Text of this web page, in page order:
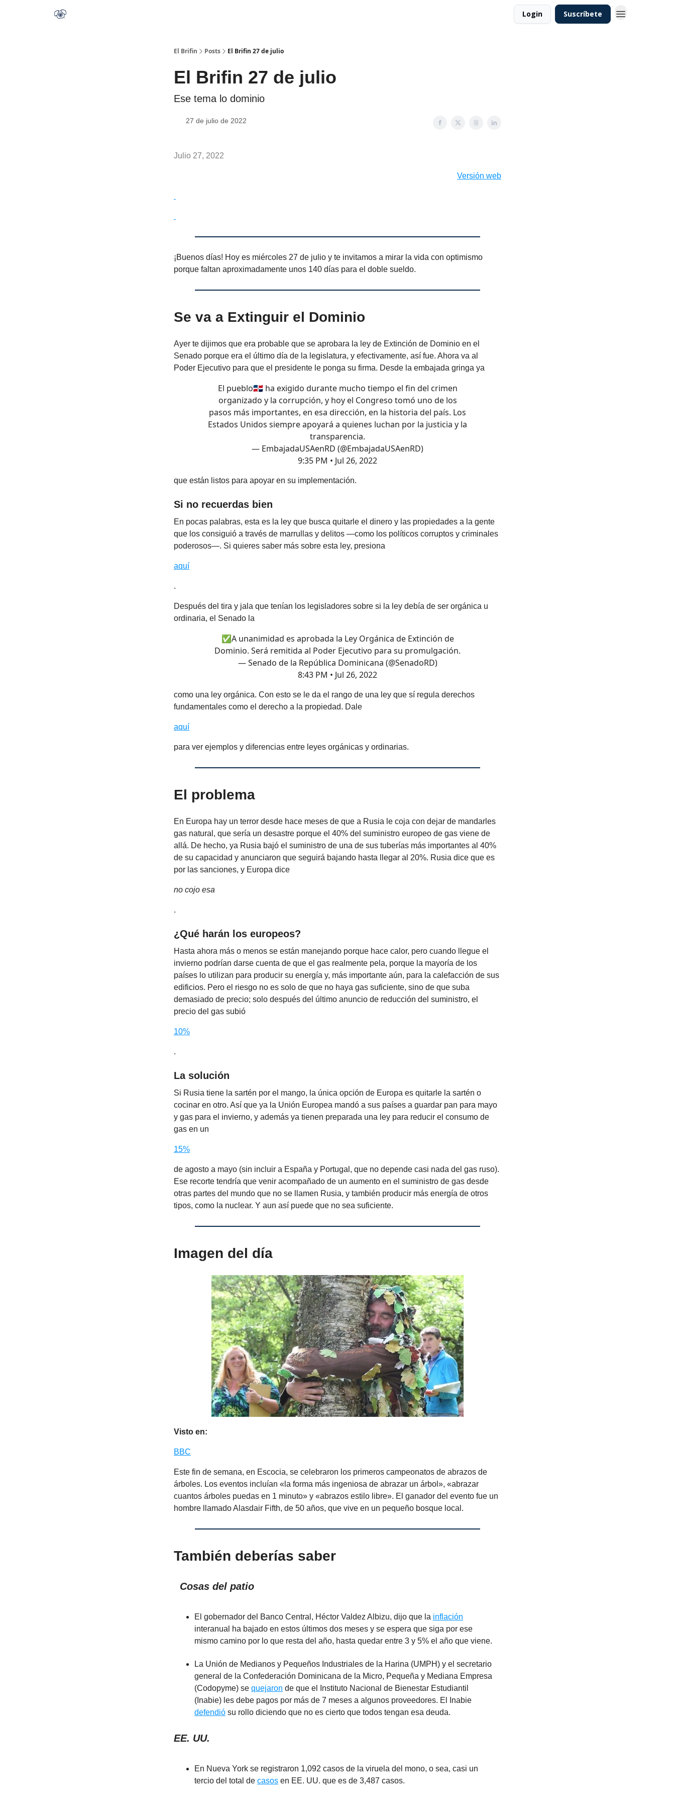
Login Suscríbete
El Brifin Posts El Brifin 27 de julio
El Brifin 27 de julio
Ese tema lo dominio
27 de julio de 2022
Julio 27, 2022
Versión web
¡Buenos días! Hoy es miércoles 27 de julio y te invitamos a mirar la vida con optimismo
porque faltan aproximadamente unos 140 días para el doble sueldo.
Se va a Extinguir el Dominio
Ayer te dijimos que era probable que se aprobara la ley de Extinción de Dominio en el
Senado porque era el último día de la legislatura, y efectivamente, así fue. Ahora va al
Poder Ejecutivo para que el presidente le ponga su firma. Desde la embajada gringa ya
El pueblo🇩🇴 ha exigido durante mucho tiempo el fin del crimen
organizado y la corrupción, y hoy el Congreso tomó uno de los
pasos más importantes, en esa dirección, en la historia del país. Los
Estados Unidos siempre apoyará a quienes luchan por la justicia y la
transparencia.
— EmbajadaUSAenRD (@EmbajadaUSAenRD)
9:35 PM • Jul 26, 2022
que están listos para apoyar en su implementación.
Si no recuerdas bien
En pocas palabras, esta es la ley que busca quitarle el dinero y las propiedades a la gente
que los consiguió a través de marrullas y delitos —como los políticos corruptos y criminales
poderosos—. Si quieres saber más sobre esta ley, presiona
aquí
.
Después del tira y jala que tenían los legisladores sobre si la ley debía de ser orgánica u
ordinaria, el Senado la
✅A unanimidad es aprobada la Ley Orgánica de Extinción de
Dominio. Será remitida al Poder Ejecutivo para su promulgación.
— Senado de la República Dominicana (@SenadoRD)
8:43 PM • Jul 26, 2022
como una ley orgánica. Con esto se le da el rango de una ley que sí regula derechos
fundamentales como el derecho a la propiedad. Dale
aquí
para ver ejemplos y diferencias entre leyes orgánicas y ordinarias.
El problema
En Europa hay un terror desde hace meses de que a Rusia le coja con dejar de mandarles
gas natural, que sería un desastre porque el 40% del suministro europeo de gas viene de
allá. De hecho, ya Rusia bajó el suministro de una de sus tuberías más importantes al 40%
de su capacidad y anunciaron que seguirá bajando hasta llegar al 20%. Rusia dice que es
por las sanciones, y Europa dice
no cojo esa
.
¿Qué harán los europeos?
Hasta ahora más o menos se están manejando porque hace calor, pero cuando llegue el
invierno podrían darse cuenta de que el gas realmente pela, porque la mayoría de los
países lo utilizan para producir su energía y, más importante aún, para la calefacción de sus
edificios. Pero el riesgo no es solo de que no haya gas suficiente, sino de que suba
demasiado de precio; solo después del último anuncio de reducción del suministro, el
precio del gas subió
10%
.
La solución
Si Rusia tiene la sartén por el mango, la única opción de Europa es quitarle la sartén o
cocinar en otro. Así que ya la Unión Europea mandó a sus países a guardar pan para mayo
y gas para el invierno, y además ya tienen preparada una ley para reducir el consumo de
gas en un
15%
de agosto a mayo (sin incluir a España y Portugal, que no depende casi nada del gas ruso).
Ese recorte tendría que venir acompañado de un aumento en el suministro de gas desde
otras partes del mundo que no se llamen Rusia, y también producir más energía de otros
tipos, como la nuclear. Y aun así puede que no sea suficiente.
Imagen del día
Visto en:
BBC
Este fin de semana, en Escocia, se celebraron los primeros campeonatos de abrazos de
árboles. Los eventos incluían «la forma más ingeniosa de abrazar un árbol», «abrazar
cuantos árboles puedas en 1 minuto» y «abrazos estilo libre». El ganador del evento fue un
hombre llamado Alasdair Fifth, de 50 años, que vive en un pequeño bosque local.
También deberías saber
Cosas del patio
El gobernador del Banco Central, Héctor Valdez Albizu, dijo que la inflación
interanual ha bajado en estos últimos dos meses y se espera que siga por ese
mismo camino por lo que resta del año, hasta quedar entre 3 y 5% el año que viene.
La Unión de Medianos y Pequeños Industriales de la Harina (UMPH) y el secretario
general de la Confederación Dominicana de la Micro, Pequeña y Mediana Empresa
(Codopyme) se quejaron de que el Instituto Nacional de Bienestar Estudiantil
(Inabie) les debe pagos por más de 7 meses a algunos proveedores. El Inabie
defendió su rollo diciendo que no es cierto que todos tengan esa deuda.
EE. UU.
En Nueva York se registraron 1,092 casos de la viruela del mono, o sea, casi un
tercio del total de casos en EE. UU. que es de 3,487 casos.